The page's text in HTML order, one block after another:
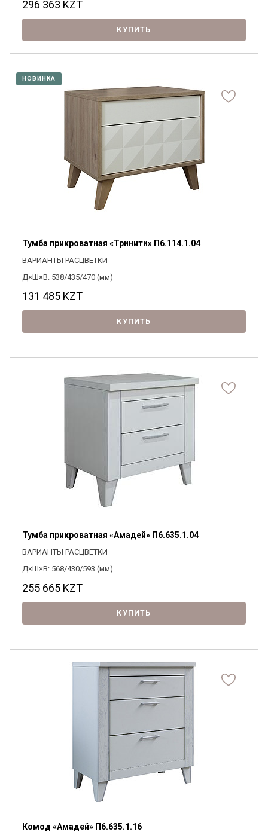
296 363 KZT
КУПИТЬ
НОВИНКА
Тумба прикроватная «Тринити» П6.114.1.04
ВАРИАНТЫ РАСЦВЕТКИ
Д×Ш×В: 538/435/470 (мм)
131 485 KZT
КУПИТЬ
Тумба прикроватная «Амадей» П6.635.1.04
ВАРИАНТЫ РАСЦВЕТКИ
Д×Ш×В: 568/430/593 (мм)
255 665 KZT
КУПИТЬ
Комод «Амадей» П6.635.1.16